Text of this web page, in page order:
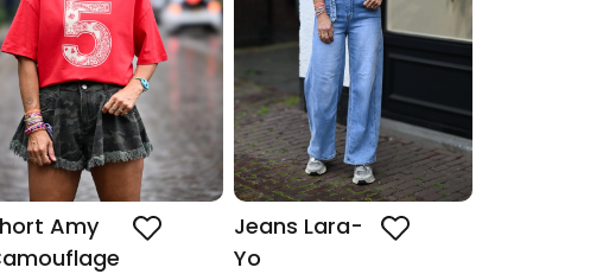
Amy
Jeans Lara-
Yo